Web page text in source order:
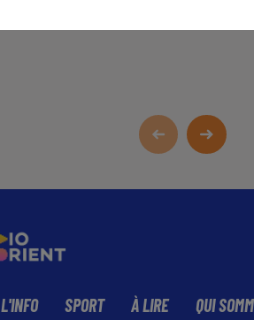
L'INFO SPORT À LIRE QUI